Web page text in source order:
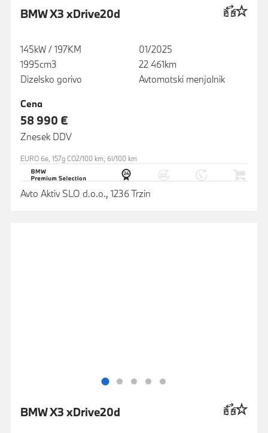
BMW X3 xDrive20d
145kW / 197KM
1995cm3
Dizelsko gorivo
01/2025
22 461km
Avtomatski menjalnik
Cena
58 990 €
Znesek DDV
EURO 6e, 157g CO2/100 km, 6l/100 km
Avto Aktiv SLO d.o.o., 1236 Trzin
BMW X3 xDrive20d